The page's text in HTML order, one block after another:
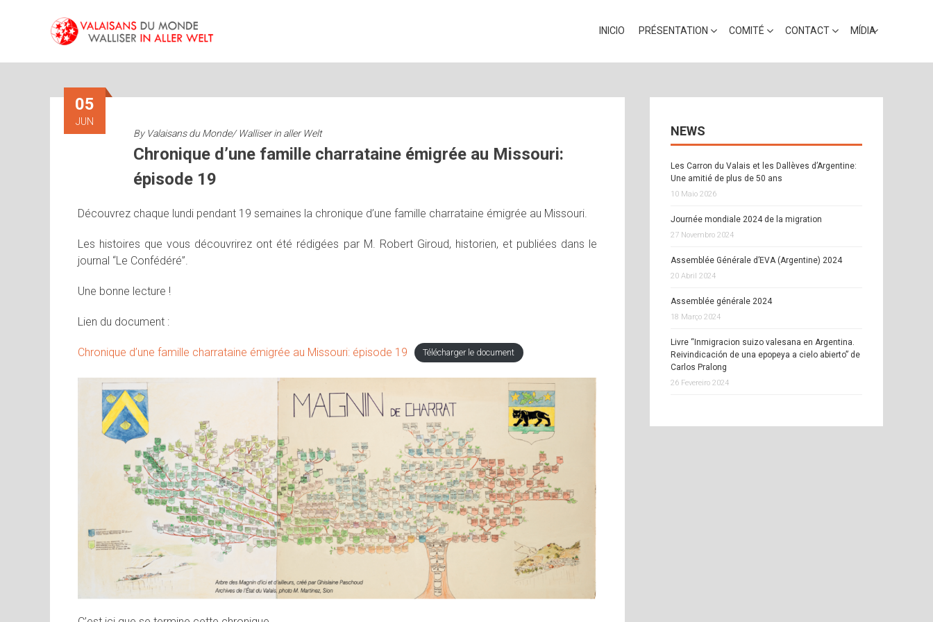
INICIO PRÉSENTATION COMITÉ CONTACT MÍDIA
05
JUN
By Valaisans du Monde/ Walliser in aller Welt
Chronique d’une famille charrataine émigrée au Missouri:
épisode 19
Découvrez chaque lundi pendant 19 semaines la chronique d’une famille charrataine émigrée au Missouri.
Les histoires que vous découvrirez ont été rédigées par M. Robert Giroud, historien, et publiées dans le
journal “Le Confédéré”.
Une bonne lecture !
Lien du document :
Chronique d’une famille charrataine émigrée au Missouri: épisode 19 Télécharger le document
NEWS
Les Carron du Valais et les Dallèves d’Argentine:
Une amitié de plus de 50 ans
10 Maio 2026
Journée mondiale 2024 de la migration
27 Novembro 2024
Assemblée Générale d’EVA (Argentine) 2024
20 Abril 2024
Assemblée générale 2024
18 Março 2024
Livre “Inmigracion suizo valesana en Argentina.
Reivindicación de una epopeya a cielo abierto” de
Carlos Pralong
26 Fevereiro 2024